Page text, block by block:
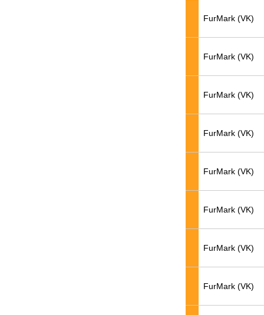
FurMark (VK)
FurMark (VK)
FurMark (VK)
FurMark (VK)
FurMark (VK)
FurMark (VK)
FurMark (VK)
FurMark (VK)